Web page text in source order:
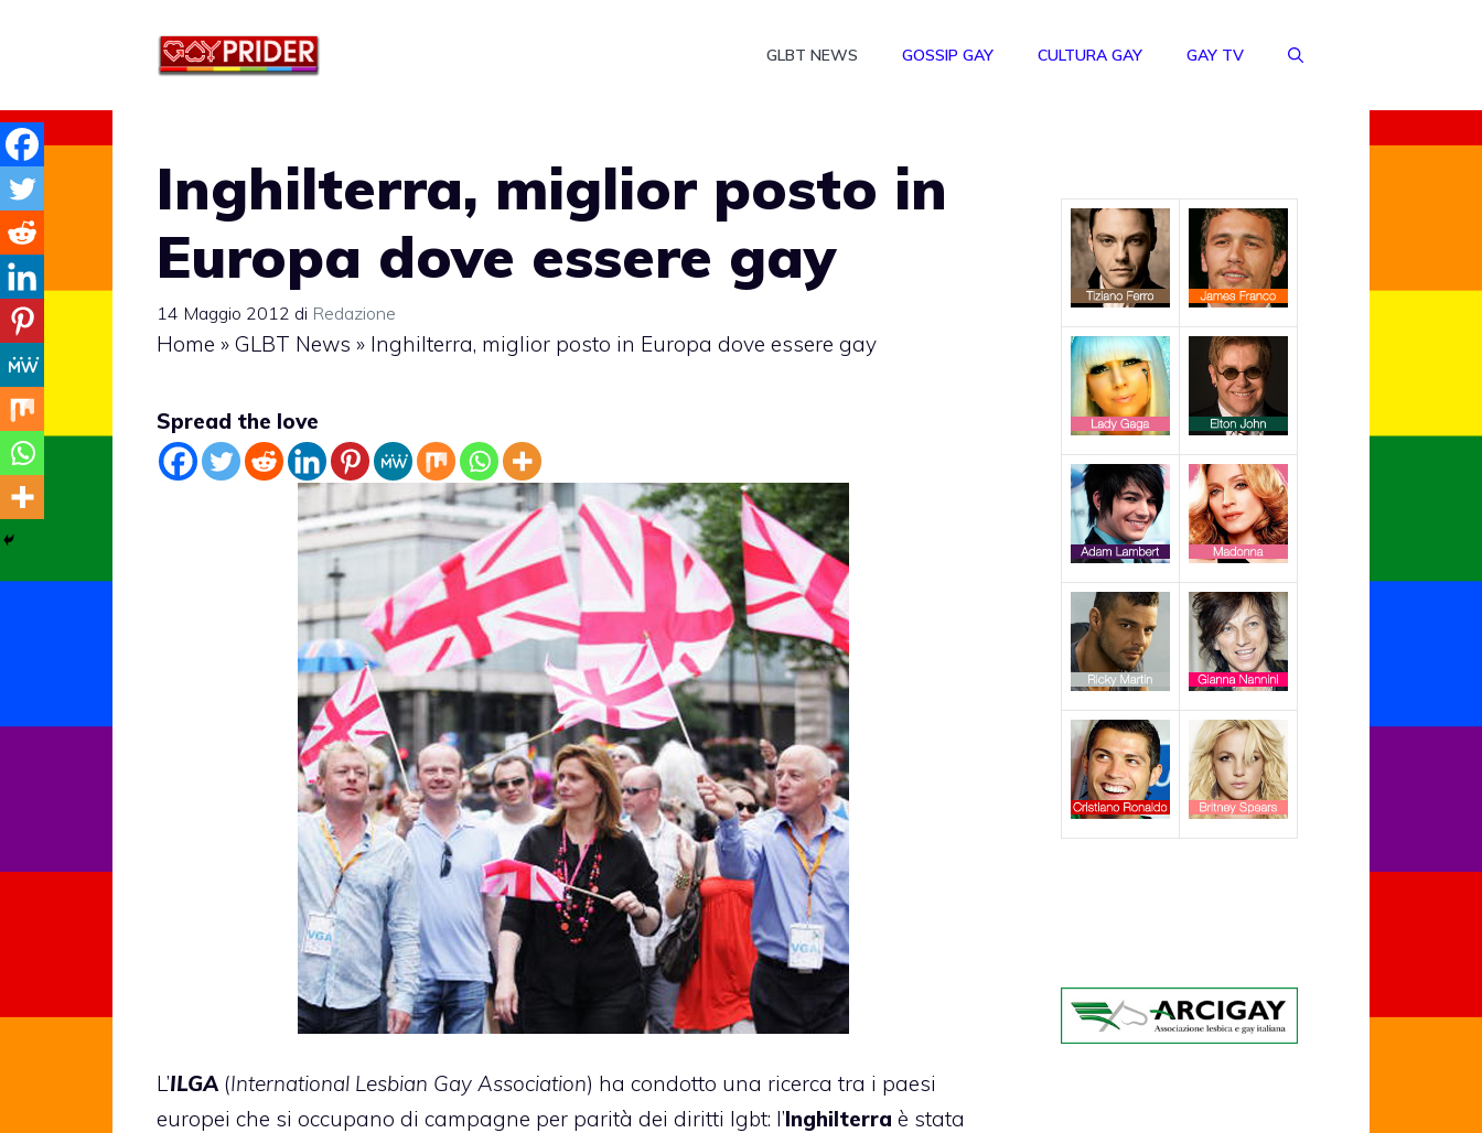
GLBT NEWS GOSSIP GAY CULTURA GAY GAY TV
Inghilterra, miglior posto in
Europa dove essere gay
14 Maggio 2012 di Redazione
Home » GLBT News » Inghilterra, miglior posto in Europa dove essere gay
Spread the love
L’ILGA (International Lesbian Gay Association) ha condotto una ricerca tra i paesi
europei che si occupano di campagne per parità dei diritti lgbt: l’Inghilterra è stata